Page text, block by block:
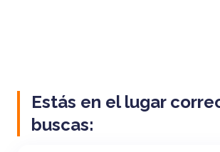
Estás en el lugar
buscas: